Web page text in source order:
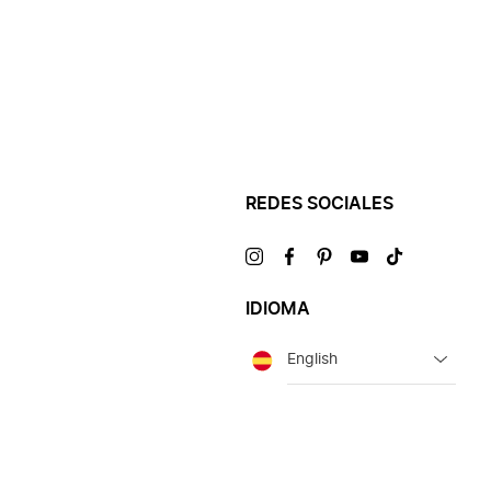
REDES SOCIALES
VisítanosVisítanosVisítanosVisítanosVisítanos
IDIOMA
Idioma